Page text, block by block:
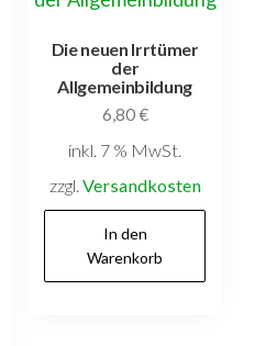
Die neuen Irrtümer
der
Allgemeinbildung
6,80€
inkl. 7 % MwSt.
zzgl. Versandkosten
In den
Warenkorb